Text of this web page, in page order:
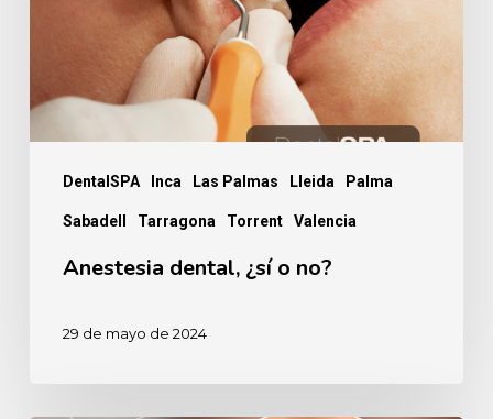
DentalSPA Inca Las Palmas Lleida Palma
Sabadell Tarragona Torrent Valencia
Anestesia dental, ¿sí o no?
29 de mayo de 2024